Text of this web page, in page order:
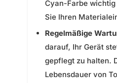
Cyan-Farbe
Sie Ihren
Regelmäßige
darauf, Ihr Gerät
gepflegt zu halten.
Lebensdauer von